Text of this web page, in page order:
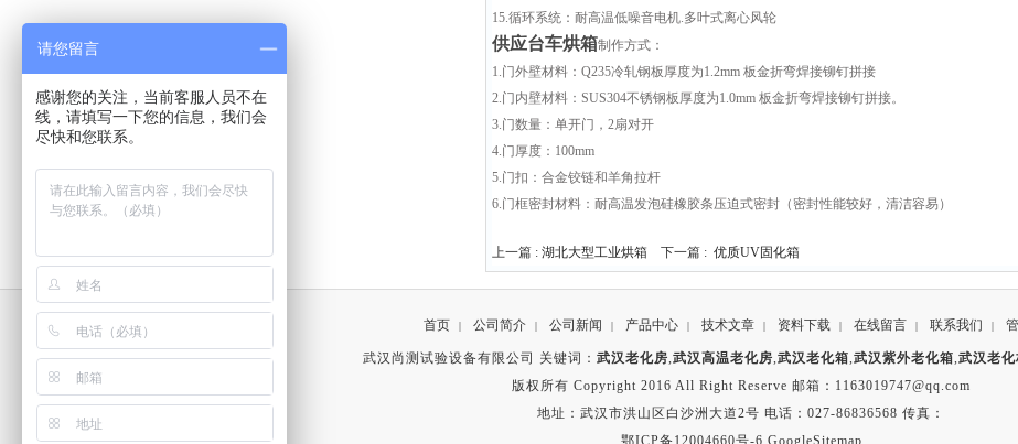
15.循环系统：耐高温低噪音电机.多叶式离心风轮
供应台车烘箱制作方式：
1.门外壁材料：Q235冷轧钢板厚度为1.2mm 板金折弯焊接铆钉拼接
2.门内壁材料：SUS304不锈钢板厚度为1.0mm 板金折弯焊接铆钉拼接。
3.门数量：单开门，2扇对开
4.门厚度：100mm
5.门扣：合金铰链和羊角拉杆
6.门框密封材料：耐高温发泡硅橡胶条压迫式密封（密封性能较好，清洁容易）
上一篇 : 湖北大型工业烘箱 下一篇 : 优质UV固化箱
首页 | 公司简介 | 公司新闻 | 产品中心 | 技术文章 | 资料下载 | 在线留言 | 联系我们 |
武汉尚测试验设备有限公司 关键词： 武汉老化房,武汉高温老化房,武汉老化箱,武汉紫外老化箱,武汉老化
版权所有 Copyright 2016 All Right Reserve 邮箱：1163019747@qq.com
地址：武汉市洪山区白沙洲大道2号 电话：027-86836568 传真：
鄂ICP备12004660号-6 GoogleSitemap
请您留言
感谢您的关注，当前客服人员不在
线，请填写一下您的信息，我们会
尽快和您联系。